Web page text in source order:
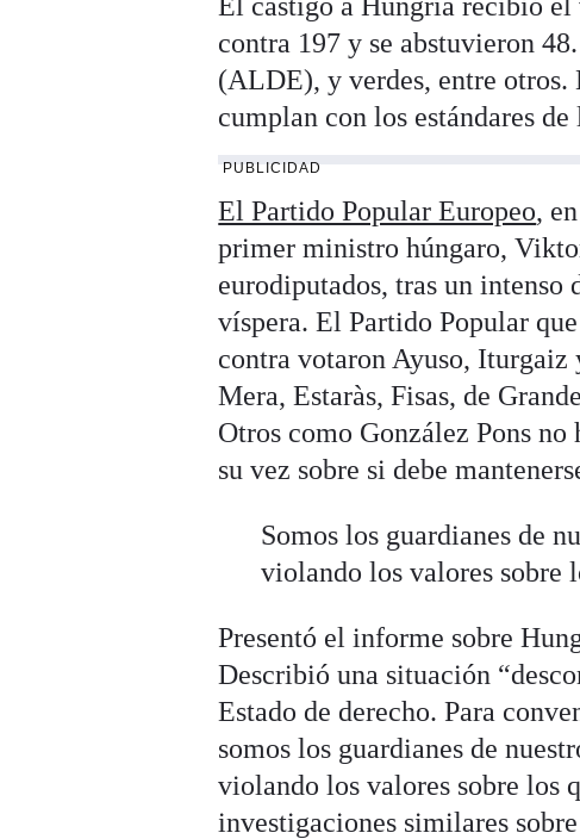
contra 197 y se abstuvieron
(ALDE), y verdes, entre
cumplan con los estándares
PUBLICIDAD
El Partido Popular Europeo,
primer ministro húngaro,
eurodiputados, tras un
víspera. El Partido Popular
contra votaron Ayuso,
Mera, Estaràs, Fisas, de
Otros como González Pons
su vez sobre si debe
Somos los guardianes de
violando los valores sobre
Presentó el informe sobre
Describió una situación
Estado de derecho. Para
somos los guardianes de
violando los valores sobre los
investigaciones similares